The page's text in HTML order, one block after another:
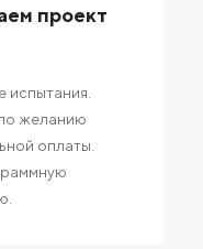
проект
испытания.
желанию
оплаты.